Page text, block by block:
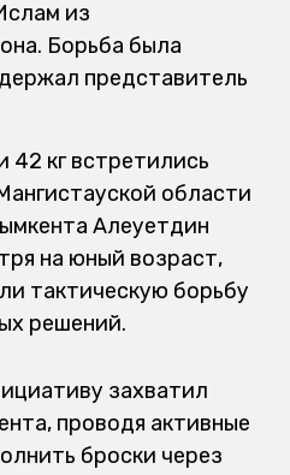
из
Борьба была
представитель
42 кг встретились
области
Алеуетдин
на юный возраст,
тактическую борьбу
решений.
захватил
проводя активные
броски через